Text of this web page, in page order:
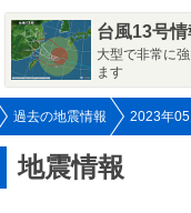
台風13号情
大型で非常に
ます
過去の地震情報 2023年05
地震情報